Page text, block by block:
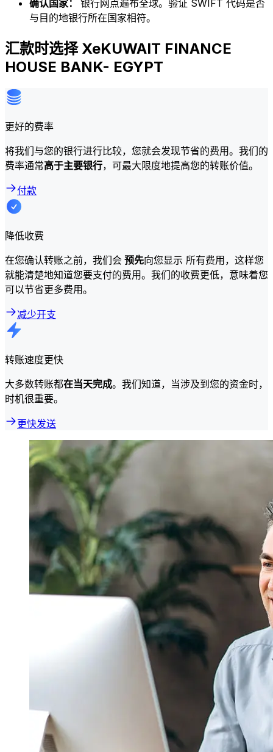
确认国家： 银行网点遍布全球。验证 SWIFT 代码是否
与目的地银行所在国家相符。
汇款时选择 XeKUWAIT FINANCE
HOUSE BANK- EGYPT
更好的费率
将我们与您的银行进行比较，您就会发现节省的费用。我们的
费率通常高于主要银行，可最大限度地提高您的转账价值。
付款
降低收费
在您确认转账之前，我们会 预先向您显示 所有费用，这样您
就能清楚地知道您要支付的费用。我们的收费更低，意味着您
可以节省更多费用。
减少开支
转账速度更快
大多数转账都在当天完成。我们知道，当涉及到您的资金时，
时机很重要。
更快发送